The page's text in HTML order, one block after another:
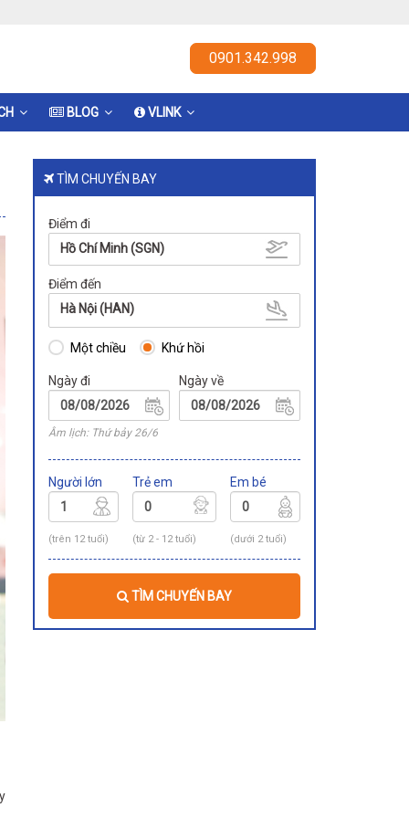
0901.342.998
BLOG VLINK
TÌM CHUYẾN BAY
Điểm đi
Hồ Chí Minh (SGN)
Điểm đến
Hà Nội (HAN)
Một chiều Khứ hồi
Ngày đi
Âm lịch: Thứ bảy 26/6
Ngày về
Người lớn
(trên 12 tuổi)
Trẻ em
(từ 2 - 12 tuổi)
Em bé
(dưới 2 tuổi)
TÌM CHUYẾN BAY